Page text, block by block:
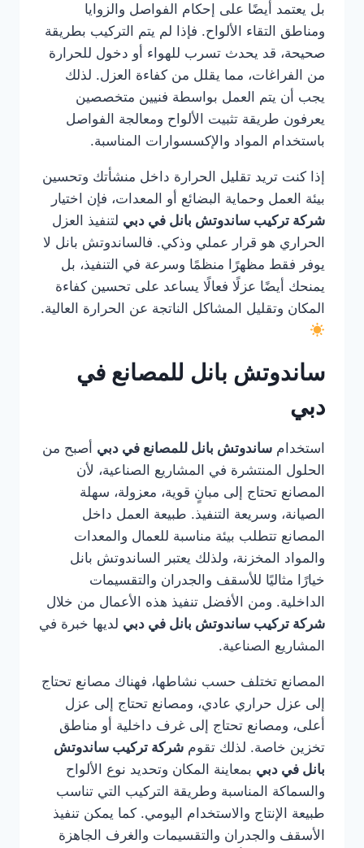
بل يعتمد أيضًا على إحكام الفواصل والزوايا
ومناطق التقاء الألواح. فإذا لم يتم التركيب بطريقة
صحيحة، قد يحدث تسرب للهواء أو دخول للحرارة
من الفراغات، مما يقلل من كفاءة العزل. لذلك
يجب أن يتم العمل بواسطة فنيين متخصصين
يعرفون طريقة تثبيت الألواح ومعالجة الفواصل
باستخدام المواد والإكسسوارات المناسبة.
إذا كنت تريد تقليل الحرارة داخل منشأتك وتحسين
بيئة العمل وحماية البضائع أو المعدات، فإن اختيار
شركة تركيب ساندوتش بانل في دبي لتنفيذ العزل
الحراري هو قرار عملي وذكي. فالساندوتش بانل لا
يوفر فقط مظهرًا منظمًا وسرعة في التنفيذ، بل
يمنحك أيضًا عزلًا فعالًا يساعد على تحسين كفاءة
المكان وتقليل المشاكل الناتجة عن الحرارة العالية.
ساندوتش بانل للمصانع في
دبي
استخدام ساندوتش بانل للمصانع في دبي أصبح من
الحلول المنتشرة في المشاريع الصناعية، لأن
المصانع تحتاج إلى مبانٍ قوية، معزولة، سهلة
الصيانة، وسريعة التنفيذ. طبيعة العمل داخل
المصانع تتطلب بيئة مناسبة للعمال والمعدات
والمواد المخزنة، ولذلك يعتبر الساندوتش بانل
خيارًا مثاليًا للأسقف والجدران والتقسيمات
الداخلية. ومن الأفضل تنفيذ هذه الأعمال من خلال
شركة تركيب ساندوتش بانل في دبي لديها خبرة في
المشاريع الصناعية.
المصانع تختلف حسب نشاطها، فهناك مصانع تحتاج
إلى عزل حراري عادي، ومصانع تحتاج إلى عزل
أعلى، ومصانع تحتاج إلى غرف داخلية أو مناطق
تخزين خاصة. لذلك تقوم شركة تركيب ساندوتش
بانل في دبي بمعاينة المكان وتحديد نوع الألواح
والسماكة المناسبة وطريقة التركيب التي تناسب
طبيعة الإنتاج والاستخدام اليومي. كما يمكن تنفيذ
الأسقف والجدران والتقسيمات والغرف الجاهزة